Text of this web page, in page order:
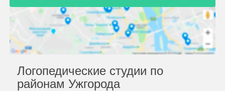
Логопедические студии по
районам Ужгорода